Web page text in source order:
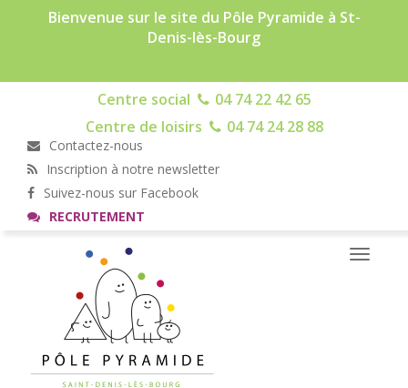
Bienvenue sur le site du Pôle Pyramide à St-
Denis-lès-Bourg
Centre social
04 74 22 42 65
Centre de loisirs
04 74 24 28 88
Contactez-nous
Inscription à notre newsletter
Suivez-nous sur Facebook
RECRUTEMENT
Toggle